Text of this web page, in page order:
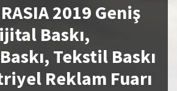
2019 Geniş
Baskı,
Tekstil Baskı
Reklam Fuarı